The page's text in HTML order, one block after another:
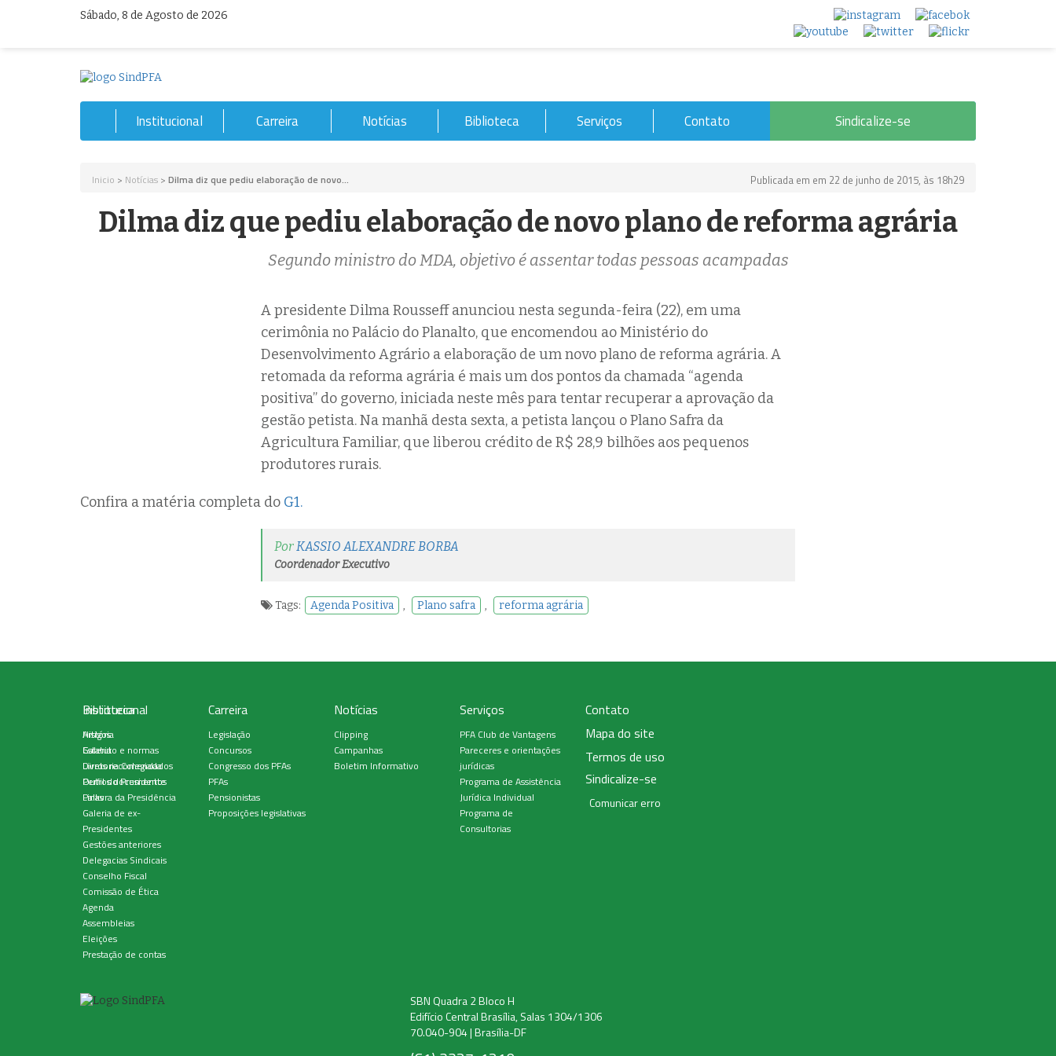
Sábado, 8 de Agosto de 2026
Institucional Carreira Notícias Biblioteca Serviços Contato Sindicalize-se
Inicio > Notícias > Dilma diz que pediu elaboração de novo... Publicada em em 22 de junho de 2015, às 18h29
Dilma diz que pediu elaboração de novo plano de reforma agrária
Segundo ministro do MDA, objetivo é assentar todas pessoas acampadas
A presidente Dilma Rousseff anunciou nesta segunda-feira (22), em uma
cerimônia no Palácio do Planalto, que encomendou ao Ministério do
Desenvolvimento Agrário a elaboração de um novo plano de reforma agrária. A
retomada da reforma agrária é mais um dos pontos da chamada “agenda
positiva” do governo, iniciada neste mês para tentar recuperar a aprovação da
gestão petista. Na manhã desta sexta, a petista lançou o Plano Safra da
Agricultura Familiar, que liberou crédito de R$ 28,9 bilhões aos pequenos
produtores rurais.
Confira a matéria completa do G1.
PorKASSIO ALEXANDRE BORBA
Coordenador Executivo
Tags: Agenda Positiva , Plano safra , reforma agrária
Institucional
História
Estatuto e normas
Diretoria Colegiada
Perfil do Presidente
Palavra da Presidência
Galeria de ex-
Presidentes
Gestões anteriores
Delegacias Sindicais
Conselho Fiscal
Comissão de Ética
Agenda
Assembleias
Eleições
Prestação de contas
Carreira
Legislação
Concursos
Congresso dos PFAs
PFAs
Pensionistas
Proposições legislativas
Notícias
Clipping
Campanhas
Boletim Informativo
Biblioteca
Artigos
Galeria
Livros recomendados
Outros documentos
Links
Serviços
PFA Club de Vantagens
Pareceres e orientações
jurídicas
Programa de Assistência
Jurídica Individual
Programa de
Consultorias
Sindicalize-se
Mapa do site
Termos de uso
Contato
Comunicar erro
SBN Quadra 2 Bloco H
Edifício Central Brasília, Salas 1304/1306
70.040-904 | Brasília-DF